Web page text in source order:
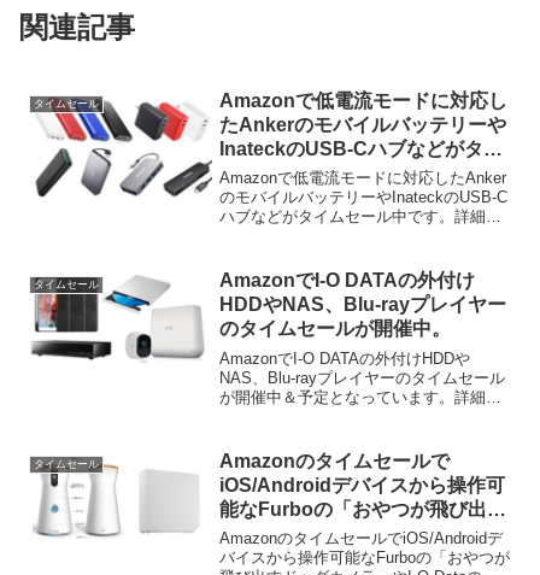
関連記事
タイムセール
Amazonで低電流モードに対応し
たAnkerのモバイルバッテリーや
InateckのUSB-Cハブなどがタイ
ムセール中。
Amazonで低電流モードに対応したAnker
のモバイルバッテリーやInateckのUSB-C
ハブなどがタイムセール中です。詳細は
タイムセール
AmazonでI-O DATAの外付け
HDDやNAS、Blu-rayプレイヤー
のタイムセールが開催中。
AmazonでI-O DATAの外付けHDDや
NAS、Blu-rayプレイヤーのタイムセール
が開催中＆予定となっています。詳細は
タイムセール
Amazonのタイムセールで
iOS/Androidデバイスから操作可
能なFurboの「おやつが飛び出す
ドッグカメラ」やI-O Dataの外付
けHDDなどが特別価格で販売中/
AmazonのタイムセールでiOS/Androidデ
バイスから操作可能なFurboの「おやつが